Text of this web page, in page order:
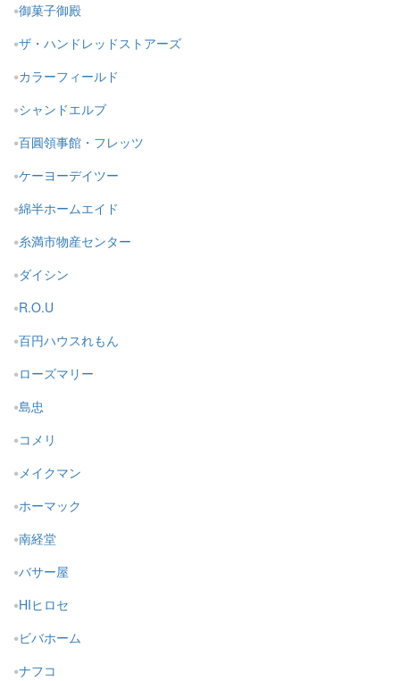
御菓子御殿
ザ・ハンドレッドストアーズ
カラーフィールド
シャンドエルブ
百圓領事館・フレッツ
ケーヨーデイツー
綿半ホームエイド
糸満市物産センター
ダイシン
R.O.U
百円ハウスれもん
ローズマリー
島忠
コメリ
メイクマン
ホーマック
南経堂
バサー屋
HIヒロセ
ビバホーム
ナフコ